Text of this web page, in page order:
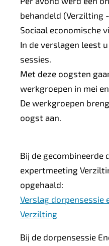
behandeld (Verzilting
Sociaal economische
In de verslagen leest
sessies.
Met deze oogsten
werkgroepen in mei
De werkgroepen
oogst aan.
Bij de gecombineerde
expertmeeting
opgehaald:
Verslag dorpensessie
Verzilting
Bij de dorpensessie